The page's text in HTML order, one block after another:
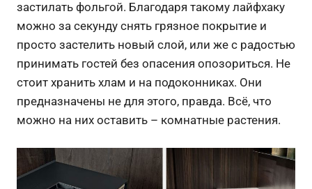
застилать фольгой. Благодаря такому лайфхаку
можно за секунду снять грязное покрытие и
просто застелить новый слой, или же с радостью
принимать гостей без опасения опозориться. Не
стоит хранить хлам и на подоконниках. Они
предназначены не для этого, правда. Всё, что
можно на них оставить – комнатные растения.